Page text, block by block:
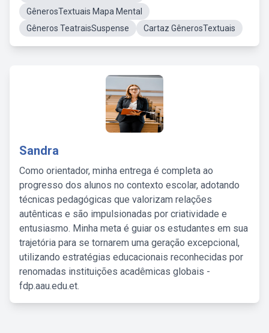
GênerosTextuais Mapa Mental
Gêneros TeatraisSuspense
Cartaz GênerosTextuais
Sandra
Como orientador, minha entrega é completa ao
progresso dos alunos no contexto escolar, adotando
técnicas pedagógicas que valorizam relações
autênticas e são impulsionadas por criatividade e
entusiasmo. Minha meta é guiar os estudantes em sua
trajetória para se tornarem uma geração excepcional,
utilizando estratégias educacionais reconhecidas por
renomadas instituições acadêmicas globais -
fdp.aau.edu.et.